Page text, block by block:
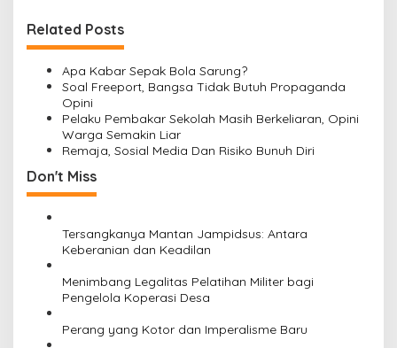
t
n
a
Related Posts
Apa Kabar Sepak Bola Sarung?
Soal Freeport, Bangsa Tidak Butuh Propaganda
Opini
Pelaku Pembakar Sekolah Masih Berkeliaran, Opini
Warga Semakin Liar
Remaja, Sosial Media Dan Risiko Bunuh Diri
Don't Miss
Tersangkanya Mantan Jampidsus: Antara
Keberanian dan Keadilan
Menimbang Legalitas Pelatihan Militer bagi
Pengelola Koperasi Desa
Perang yang Kotor dan Imperalisme Baru